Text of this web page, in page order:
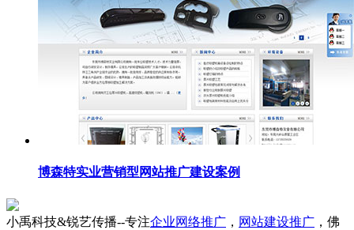
博森特实业营销型网站推广建设案例
小禹科技&锐艺传播--专注企业网络推广 ， 网站建设推广 ，佛